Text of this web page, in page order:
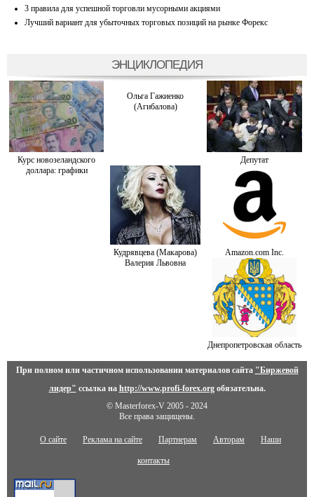
3 правила для успешной торговли мусорными акциями
Лучший вариант для убыточных торговых позиций на рынке Форекс
ЭНЦИКЛОПЕДИЯ
Курс новозеландского
доллара: графики
Ольга Гажиенко
(Агибалова)
Депутат
Кудрявцева (Макарова)
Валерия Львовна
Amazon.com Inc.
Днепропетровская область
При полном или частичном использовании материалов сайта "Биржевой
лидер" ссылка на http://www.profi-forex.orgобязательна.
© Masterforex-V 2005 - 2024
Все права защищены.
О сайте Реклама на сайте Партнерам Авторам Наши
контакты